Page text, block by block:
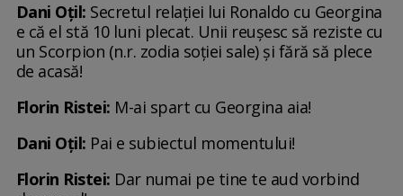
Dani Oțil: Secretul relației lui Ronaldo cu Georgina
e că el stă 10 luni plecat. Unii reușesc să reziste cu
un Scorpion (n.r. zodia soției sale) și fără să plece
de acasă!
Florin Ristei: M-ai spart cu Georgina aia!
Dani Oțil: Pai e subiectul momentului!
Florin Ristei: Dar numai pe tine te aud vorbind